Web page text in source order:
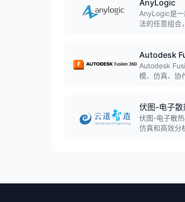
AnyLogic
AnyLogic是
法的任意组合
Autodesk
Autodesk
模、仿真、协
伏图-电子散
伏图-电子散
仿真和高效分